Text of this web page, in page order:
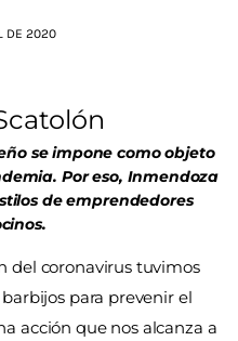
DE 2020
se impone como objeto
Por eso, Inmendoza
de emprendedores
del coronavirus tuvimos
para prevenir el
acción que nos alcanza a